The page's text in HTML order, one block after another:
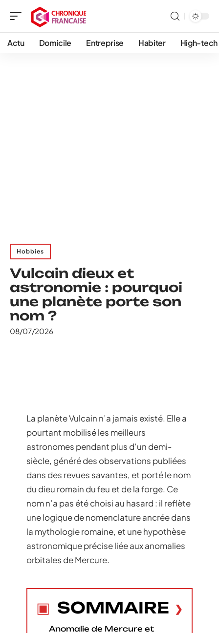
Actu Domicile Entreprise Habiter High-tech
Hobbies
Vulcain dieux et
astronomie : pourquoi
une planète porte son
nom ?
08/07/2026
La planète Vulcain n’a jamais existé. Elle a
pourtant mobilisé les meilleurs
astronomes pendant plus d’un demi-
siècle, généré des observations publiées
dans des revues savantes, et porté le nom
du dieu romain du feu et de la forge. Ce
nom n’a pas été choisi au hasard : il reflète
une logique de nomenclature ancrée dans
la mythologie romaine, et une hypothèse
astronomique précise liée aux anomalies
orbitales de Mercure.
SOMMAIRE
Anomalie de Mercure et